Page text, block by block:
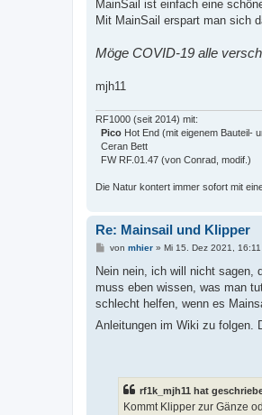
MainSail ist einfach eine
Mit MainSail erspart man sich
Möge COVID-19 alle
mjh11
RF1000 (seit 2014) mit:
Pico Hot End (mit eigenem Bauteil-
Ceran Bett
FW RF.01.47 (von Conrad, modif.)
Die Natur kontert immer sofort mit
Re: Mainsail und Klipper
B
i
r
a
von mhier» Mi 15. Dez 2021, 16:11
Nein nein, ich will nicht sagen,
muss eben wissen, was man
schlecht helfen, wenn es
Anleitungen im Wiki zu folgen.
rf1k_mjh11 hat
Kommt Klipper zur Gänze